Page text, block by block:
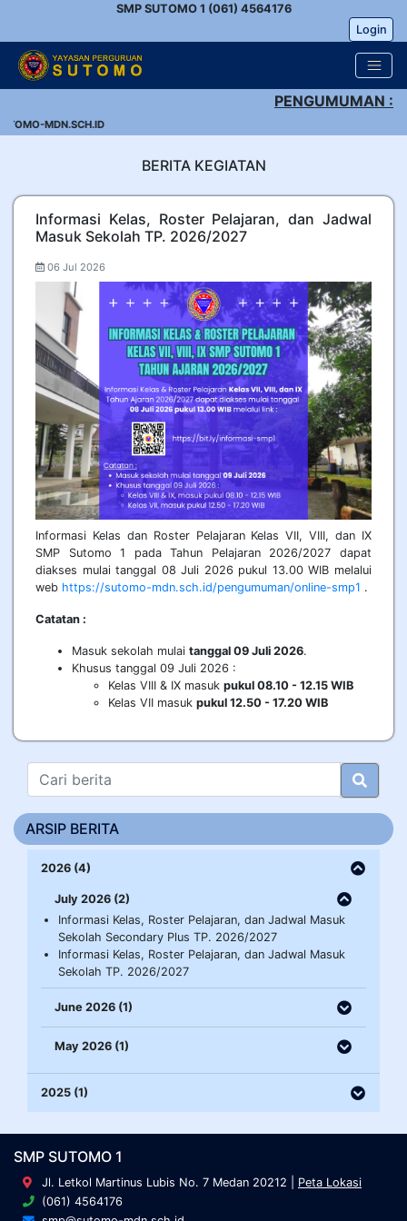
SMP SUTOMO 1 (061) 4564176
Login
PENGUMUMAN :
MDN.SCH.ID
BERITA KEGIATAN
Informasi Kelas, Roster Pelajaran, dan Jadwal
Masuk Sekolah TP. 2026/2027
06 Jul 2026
Informasi Kelas dan Roster Pelajaran Kelas VII, VIII, dan IX
SMP Sutomo 1 pada Tahun Pelajaran 2026/2027 dapat
diakses mulai tanggal 08 Juli 2026 pukul 13.00 WIB melalui
web https://sutomo-mdn.sch.id/pengumuman/online-smp1 .
Catatan :
Masuk sekolah mulai tanggal 09 Juli 2026.
Khusus tanggal 09 Juli 2026 :
Kelas VIII & IX masuk pukul 08.10 - 12.15 WIB
Kelas VII masuk pukul 12.50 - 17.20 WIB
ARSIP BERITA
2026 (4)
July 2026 (2)
Informasi Kelas, Roster Pelajaran, dan Jadwal Masuk
Sekolah Secondary Plus TP. 2026/2027
Informasi Kelas, Roster Pelajaran, dan Jadwal Masuk
Sekolah TP. 2026/2027
June 2026 (1)
May 2026 (1)
2025 (1)
SMP SUTOMO 1
Jl. Letkol Martinus Lubis No. 7 Medan 20212 | Peta Lokasi
(061) 4564176